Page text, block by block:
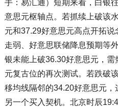
手：易汇通）短期来看，白银
意思元枢轴点。若抓续上破该
元和37.29好意思元高点开拓
走弱、好意思联储降息预期等
银未能上破36.30好意思元，
元复古位的再次测试。若跌破
移均线隔邻的34.20好意思元
另一个买入契机。北京时辰